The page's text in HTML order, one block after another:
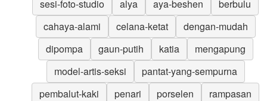
sesi-foto-studio
alya aya-beshen
berbulu
cahaya-alami
celana-ketat
dengan-mudah
dipompa
gaun-putih katia
mengapung
model-artis-seksi
pantat-yang-sempurna
pembalut-kaki
penari porselen
rampasan